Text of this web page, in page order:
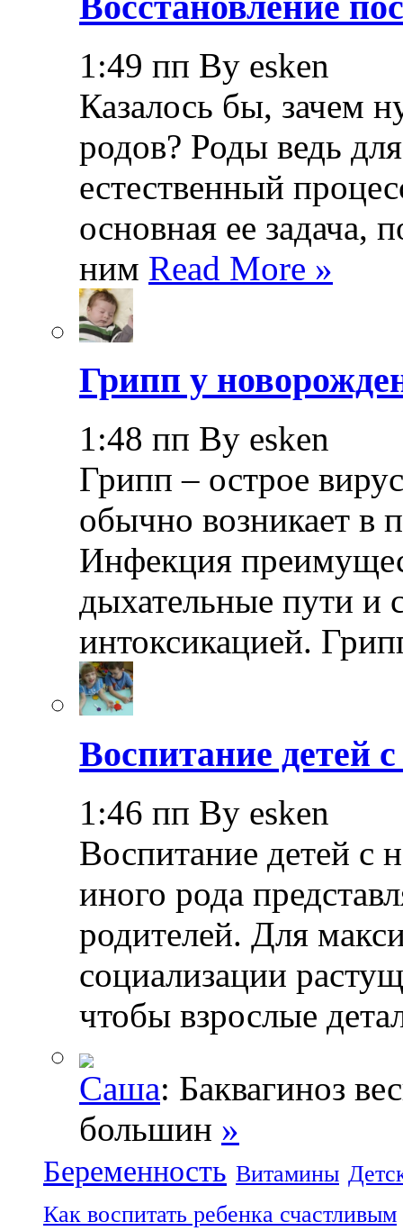
1:49 пп By esken
Казалось бы, зачем
родов? Роды ведь
естественный
основная ее задача,
ним Read More »
Грипп у
1:48 пп By esken
Грипп – острое
обычно возникает в
Инфекция
дыхательные пути и
интоксикацией.
Воспитание детей
1:46 пп By esken
Воспитание детей с
иного рода
родителей. Для
социализации
чтобы взрослые
Саша: Баквагиноз
большин »
Беременность Витамины
Как воспитать ребенка счастливым